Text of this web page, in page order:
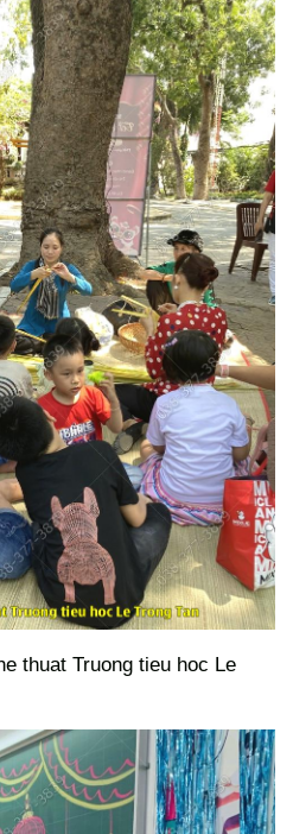
thuat Truong tieu hoc Le